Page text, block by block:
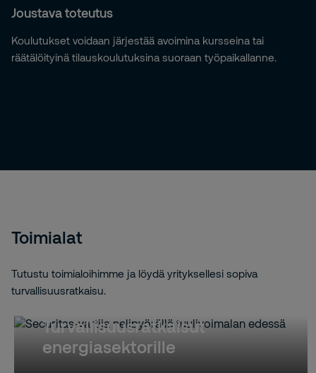
Joustava toteutus
Koulutukset voidaan järjestää avoimina kursseina tai
räätälöityinä tilauskoulutuksina suoraan työpaikallanne.
Toimialat
Tutustu toimialoihimme ja löydä yrityksellesi sopiva
turvallisuusratkaisu.
Turvallisuusratkaisut
energiasektorille